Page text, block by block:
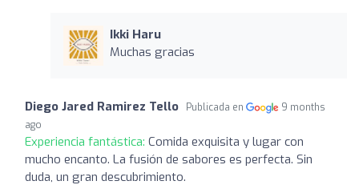
Ikki Haru
Muchas gracias
Diego Jared Ramirez Tello Publicada en
9 months
ago
Experiencia fantástica: Comida exquisita y lugar con
mucho encanto. La fusión de sabores es perfecta. Sin
duda, un gran descubrimiento.